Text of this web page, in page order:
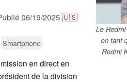
Le
en tant
Redmi
06/19/2025🇺🇸
Smartphone
en direct en
de la division